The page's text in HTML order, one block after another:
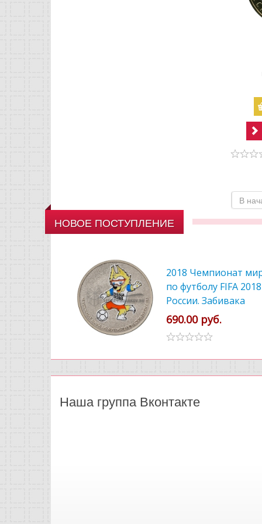
В
НОВОЕ ПОСТУПЛЕНИЕ
2018 Чемпионат
по футболу FIFA
России. Забивака
цветной
690.00 руб.
Наша группа Вконтакте